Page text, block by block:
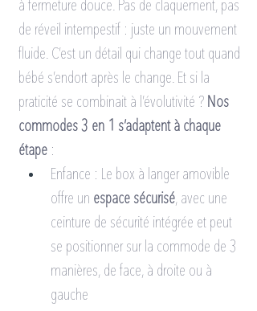
à fermeture douce. Pas de claquement, pas
de réveil intempestif : juste un mouvement
fluide. C’est un détail qui change tout quand
bébé s’endort après le change. Et si la
praticité se combinait à l’évolutivité ? Nos
commodes 3 en 1 s’adaptent à chaque
étape :
Enfance : Le box à langer amovible
offre un espace sécurisé, avec une
ceinture de sécurité intégrée et peut
se positionner sur la commode de 3
manières, de face, à droite ou à
gauche